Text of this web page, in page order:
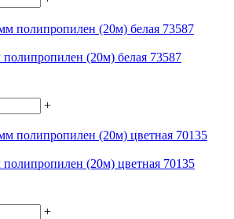
полипропилен (20м) белая 73587
+
полипропилен (20м) цветная 70135
+